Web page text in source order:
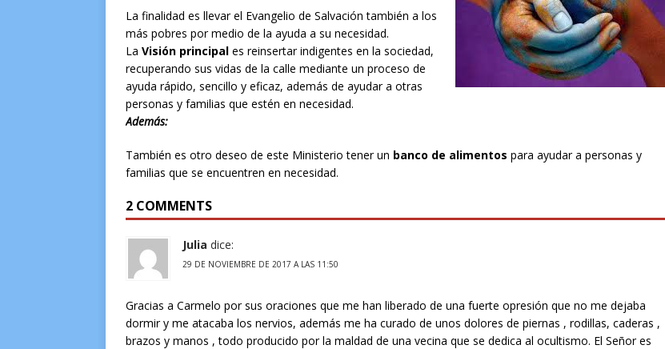
La finalidad es llevar el Evangelio de Salvación también a los
más pobres por medio de la ayuda a su necesidad.
La Visión principal es reinsertar indigentes en la sociedad,
recuperando sus vidas de la calle mediante un proceso de
ayuda rápido, sencillo y eficaz, además de ayudar a otras
personas y familias que estén en necesidad.
Además:
También es otro deseo de este Ministerio tener un banco de alimentos para ayudar a personas y
familias que se encuentren en necesidad.
2 COMMENTS
Julia dice:
29 DE NOVIEMBRE DE 2017 A LAS 11:50
Gracias a Carmelo por sus oraciones que me han liberado de una fuerte opresión que no me dejaba
dormir y me atacaba los nervios, además me ha curado de unos dolores de piernas , rodillas, caderas ,
brazos y manos , todo producido por la maldad de una vecina que se dedica al ocultismo. El Señor es